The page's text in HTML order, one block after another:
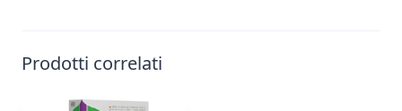
Prodotti correlati